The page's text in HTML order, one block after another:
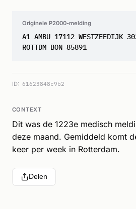
Originele P2000-melding
A1 AMBU 17112 WESTZEEDIJK
ROTTDM BON 85891
ID: 61623848c9b2
CONTEXT
Dit was de 1223e medisch
deze maand. Gemiddeld komt
keer per week in Rotterdam.
Delen